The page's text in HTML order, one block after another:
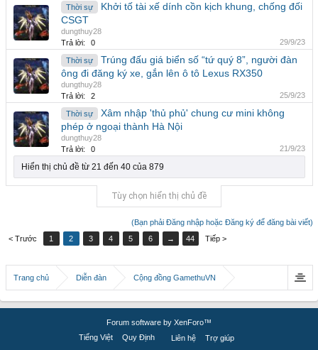
Thời sự
Khởi tố tài xế dính cồn kịch khung, chống đối
CSGT
dungthuy28
Trả lời:
0 29/9/23
Thời sự
Trúng đấu giá biển số “tứ quý 8”, người đàn
ông đi đăng ký xe, gắn lên ô tô Lexus RX350
dungthuy28
Trả lời:
2 25/9/23
Thời sự
Xâm nhập 'thủ phủ' chung cư mini không
phép ở ngoại thành Hà Nội
dungthuy28
Trả lời:
0 21/9/23
Hiển thị chủ đề từ 21 đến 40 của 879
Tùy chọn hiển thị chủ đề
(Bạn phải Đăng nhập hoặc Đăng ký để đăng bài viết)
< Trước
1 2 3 4 5 6 → 44 Tiếp >
Trang chủ Diễn đàn Cộng đồng GamethuVN
Forum software by XenForo™
Tiếng Việt
Quy Định Liên hệ Trợ giúp